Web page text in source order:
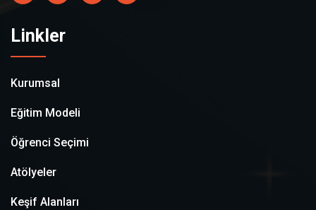
Linkler
Kurumsal
Eğitim Modeli
Öğrenci Seçimi
Atölyeler
Keşif Alanları